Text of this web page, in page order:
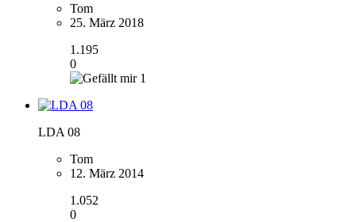
Tom
25. März 2018
1.195
0
1
LDA 08
Tom
12. März 2014
1.052
0